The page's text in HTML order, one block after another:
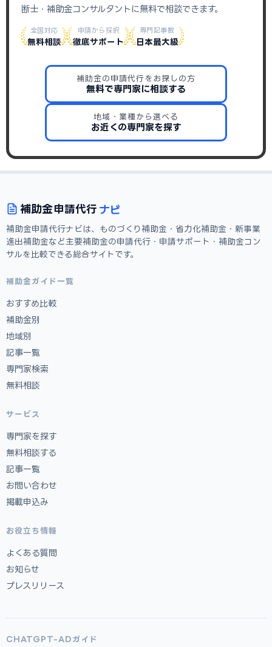
断士・補助金コンサルタントに無料で相談できます。
全国対応
無料相談
申請から採択
徹底サポート
専門記事数
日本最大級
補助金の申請代行をお探しの方
無料で専門家に相談する
地域・業種から選べる
お近くの専門家を探す
補助金申請代行 ナビ
補助金申請代行ナビは、ものづくり補助金・省力化補助金・新事業
進出補助金など主要補助金の申請代行・申請サポート・補助金コン
サルを比較できる総合サイトです。
補助金ガイド一覧
おすすめ比較
補助金別
地域別
記事一覧
専門家検索
無料相談
サービス
専門家を探す
無料相談する
記事一覧
お問い合わせ
掲載申込み
お役立ち情報
よくある質問
お知らせ
プレスリリース
CHATGPT-ADガイド